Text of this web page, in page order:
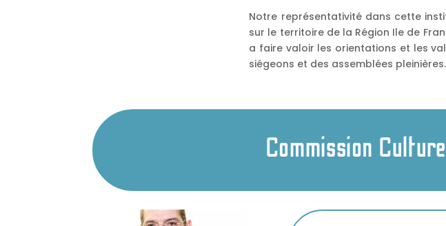
Notre représentativité dans cette
sur le territoire de la Région Ile de
a faire valoir les orientations et les
siégeons et des assemblées pleinières.
Commission